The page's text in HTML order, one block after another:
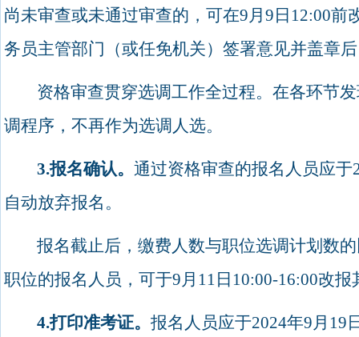
尚未审查或未通过审查的，可在9月 9 日 12:00前
务员主管部门（或任免机关）签署意见并盖章
资格审查贯穿选调工作全过程。在各环节
调程序，不再作为选调人选。
3.报名确认。 通过资格审查的报名人员应于
自动放弃报名。
报名截止后，缴费人数与职位选调计划数
职位的报名人员，可于9月 11 日 10:00-16:00改报
4.打印准考证。 报名人员应于2024年9月 19